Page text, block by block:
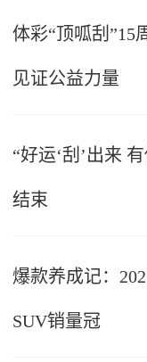
体彩“顶呱刮”15
见证公益力量
“好运‘刮’出来
结束
爆款养成记：
SUV销量冠